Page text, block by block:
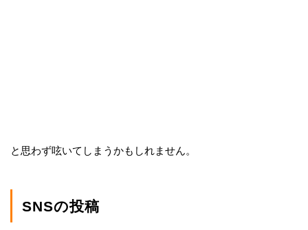
と思わず呟いてしまうかもしれません。
SNSの投稿